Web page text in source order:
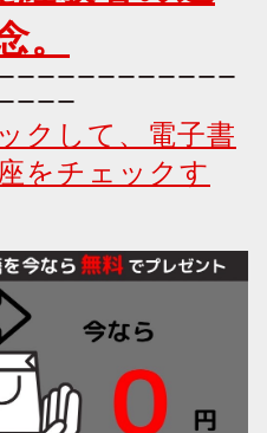
。
ーーーーーーーーーーー
ーーー
クして、電子書
をチェックす